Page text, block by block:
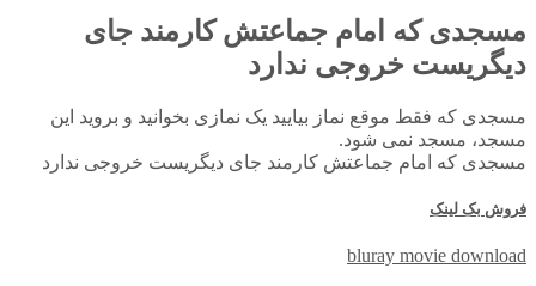
مسجدی که امام جماعتش کارمند جای
دیگریست خروجی ندارد
مسجدی که فقط موقع نماز بیایید یک نمازی بخوانید و بروید این
مسجد، مسجد نمی شود.
مسجدی که امام جماعتش کارمند جای دیگریست خروجی ندارد
فروش بک لینک
bluray movie download